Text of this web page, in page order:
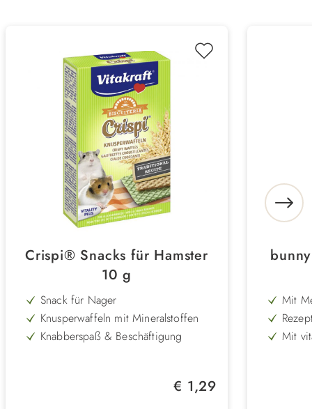
Crispi® Snacks für Hamster
10 g
Snack für Nager
Knusperwaffeln mit Mineralstoffen
Knabberspaß & Beschäftigung
Regulärer Preis:
€ 1,29
Mit
bei
Mit